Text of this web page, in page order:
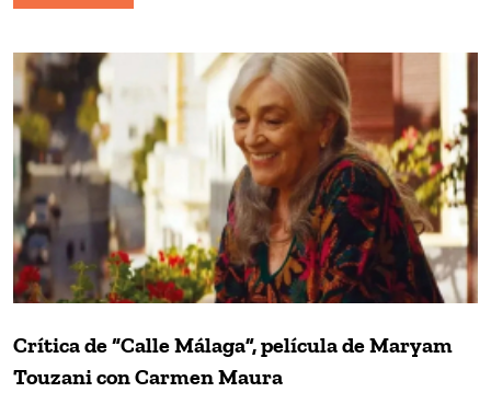
Crítica de “Calle Málaga”, película de Maryam
Touzani con Carmen Maura